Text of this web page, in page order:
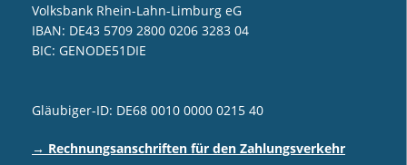
Volksbank Rhein-Lahn-Limburg eG
IBAN: DE43 5709 2800 0206 3283 04
BIC: GENODE51DIE
Gläubiger-ID: DE68 0010 0000 0215 40
→ Rechnungsanschriften für den Zahlungsverkehr